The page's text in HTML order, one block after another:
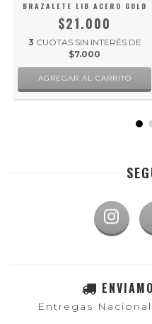
BRAZALETE LIB ACERO GOLD
$21.000
3 CUOTAS SIN INTERÉS DE
$7.000
Entregas